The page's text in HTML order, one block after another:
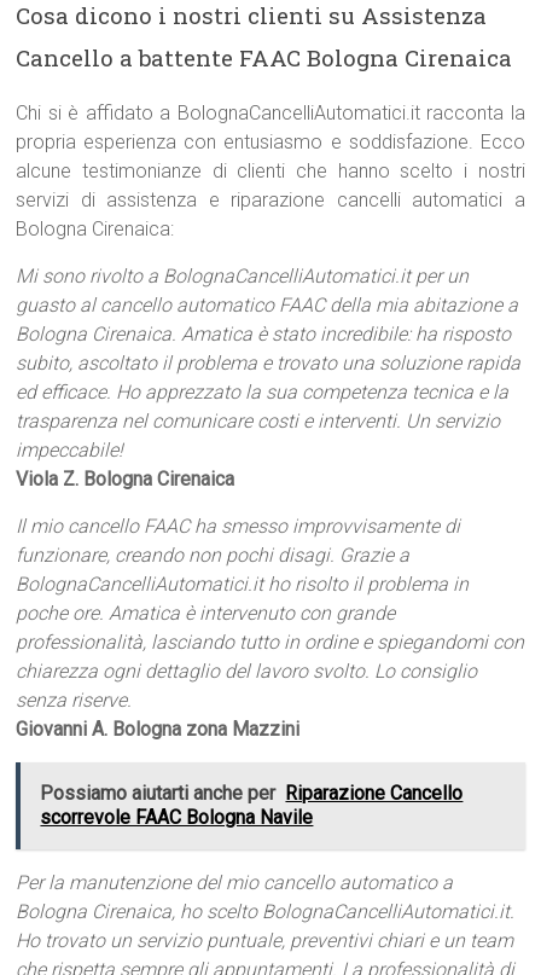
Cosa dicono i nostri clienti su Assistenza
Cancello a battente FAAC Bologna Cirenaica
Chi si è affidato a BolognaCancelliAutomatici.it racconta la
propria esperienza con entusiasmo e soddisfazione. Ecco
alcune testimonianze di clienti che hanno scelto i nostri
servizi di assistenza e riparazione cancelli automatici a
Bologna Cirenaica:
Mi sono rivolto a BolognaCancelliAutomatici.it per un
guasto al cancello automatico FAAC della mia abitazione a
Bologna Cirenaica. Amatica è stato incredibile: ha risposto
subito, ascoltato il problema e trovato una soluzione rapida
ed efficace. Ho apprezzato la sua competenza tecnica e la
trasparenza nel comunicare costi e interventi. Un servizio
impeccabile!
Viola Z. Bologna Cirenaica
Il mio cancello FAAC ha smesso improvvisamente di
funzionare, creando non pochi disagi. Grazie a
BolognaCancelliAutomatici.it ho risolto il problema in
poche ore. Amatica è intervenuto con grande
professionalità, lasciando tutto in ordine e spiegandomi con
chiarezza ogni dettaglio del lavoro svolto. Lo consiglio
senza riserve.
Giovanni A. Bologna zona Mazzini
Possiamo aiutarti anche per Riparazione Cancello
scorrevole FAAC Bologna Navile
Per la manutenzione del mio cancello automatico a
Bologna Cirenaica, ho scelto BolognaCancelliAutomatici.it.
Ho trovato un servizio puntuale, preventivi chiari e un team
che rispetta sempre gli appuntamenti. La professionalità di